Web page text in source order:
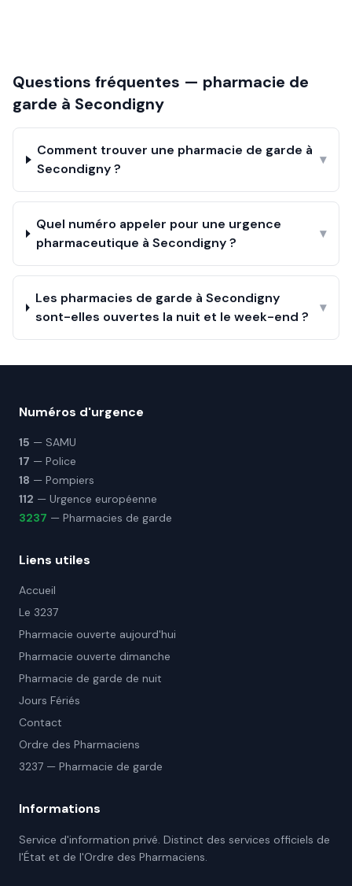
Questions fréquentes — pharmacie de
garde à Secondigny
Comment trouver une pharmacie de garde à
Secondigny ?
▾
Quel numéro appeler pour une urgence
pharmaceutique à Secondigny ?
▾
Les pharmacies de garde à Secondigny
sont-elles ouvertes la nuit et le week-end ?
▾
Numéros d'urgence
15 — SAMU
17 — Police
18 — Pompiers
112 — Urgence européenne
3237 — Pharmacies de garde
Liens utiles
Accueil
Le 3237
Pharmacie ouverte aujourd'hui
Pharmacie ouverte dimanche
Pharmacie de garde de nuit
Jours Fériés
Contact
Ordre des Pharmaciens
3237 — Pharmacie de garde
Informations
Service d'information privé. Distinct des services officiels de
l'État et de l'Ordre des Pharmaciens.